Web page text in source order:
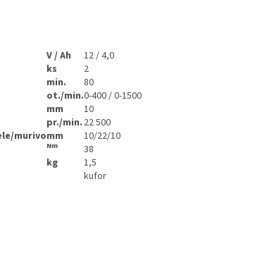
V / Ah
12 / 4,0
ks
2
min.
80
ot./min.0-400 / 0-1500
mm
10
pr./min. 22 500
murivomm
10/22/10
Nm
38
kg
1,5
kufor